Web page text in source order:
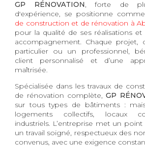
GP RÉNOVATION, forte de
d'expérience, se positionne
de construction et de rénovation à
pour la qualité de ses réalisations
accompagnement. Chaque projet,
particulier ou un professionnel,
client personnalisé et d’une
maîtrisée.
Spécialisée dans les travaux de
de rénovation complète,GP
sur tous types de bâtiments :
logements collectifs, locaux
industriels. L’entreprise met un point
un travail soigné, respectueux des
convenus, avec une exigence